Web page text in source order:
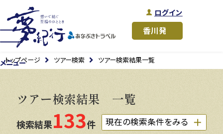
ログイン
メニュー
トップページ ツアー検索 ツアー検索結果一覧
ツアー検索結果 一覧
検索結果133件 現在の検索条件をみる